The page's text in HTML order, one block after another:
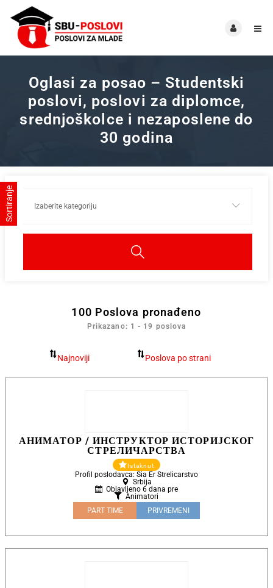
Oglasi za posao – Studentski
poslovi, poslovi za diplomce,
srednjoškolce i nezaposlene do
30 godina
100 Poslova pronađeno
Prikazano: 1 - 19 poslova
АНИМАТОР / ИНСТРУКТОР ИСТОРИЈСКОГ
СТРЕЛИЧАРСТВА
Istaknut
Profil poslodavca: Sia Er Strelicarstvo
Srbija
Objavljeno 6 dana pre
Animatori
PART TIME
PRIVREMENI